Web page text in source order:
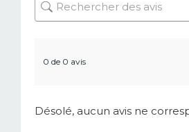
0 de 0 avis
Désolé, aucun avis ne